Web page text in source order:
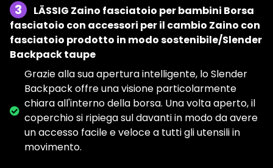
3
LÄSSIG Zaino fasciatoio per bambini Borsa
fasciatoio con accessori per il cambio Zaino con
fasciatoio prodotto in modo sostenibile/Slender
Backpack taupe
Grazie alla sua apertura intelligente, lo Slender
Backpack offre una visione particolarmente
chiara all'interno della borsa. Una volta aperto, il
coperchio si ripiega sul davanti in modo da avere
un accesso facile e veloce a tutti gli utensili in
movimento.